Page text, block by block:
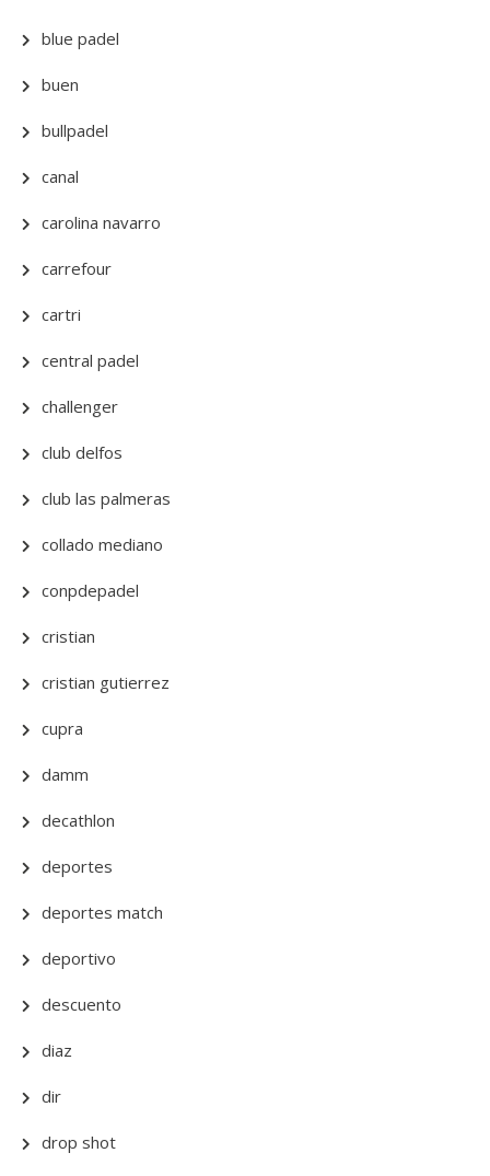
blue padel
buen
bullpadel
canal
carolina navarro
carrefour
cartri
central padel
challenger
club delfos
club las palmeras
collado mediano
conpdepadel
cristian
cristian gutierrez
cupra
damm
decathlon
deportes
deportes match
deportivo
descuento
diaz
dir
drop shot